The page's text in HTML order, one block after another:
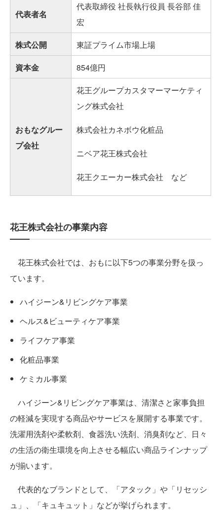
代表者名
代表取締役 社長執行役員 長谷部 佳
宏
株式公開
東証プライム市場上場
資本金
854億円
おもなグルー
プ会社
花王グループカスタマーマーケティ
ング株式会社
株式会社カネボウ化粧品
ニベア花王株式会社
花王クエーカー株式会社 など
花王株式会社の事業内容
花王株式会社では、おもに以下5つの事業分野を扱っ
ています。
ハイジーン&リビングケア事業
ヘルス&ビューティケア事業
ライフケア事業
化粧品事業
ケミカル事業
ハイジーン&リビングケア事業は、清潔さと家事負担
の軽減を実現する商品やサービスを展開する事業です。
洗濯用洗剤や柔軟剤、食器洗い洗剤、消臭剤など、日々
の生活の衛生環境を向上させる幅広い商品ラインナップ
が揃います。
代表的なブランドとして、「アタック」や「リセッシ
ュ」、「キュキュット」などが挙げられます。